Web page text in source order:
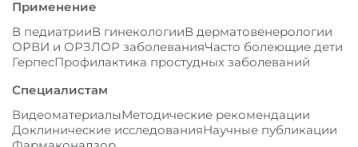
Применение
В педиатрииВ гинекологииВ дерматовенерологии
ОРВИ и ОРЗЛОР заболеванияЧасто болеющие дети
ГерпесПрофилактика простудных заболеваний
Специалистам
ВидеоматериалыМетодические рекомендации
Доклинические исследованияНаучные публикации